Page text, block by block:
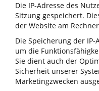
Die IP-Adresse des
Sitzung gespeichert.
der Website am
Die Speicherung der
um die
Sie dient auch der
Sicherheit unserer
Marketingzwecken